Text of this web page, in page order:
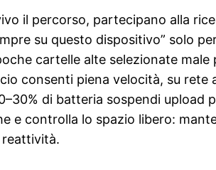
il percorso, partecipano alla
su questo dispositivo” solo
cartelle alte selezionate male
consenti piena velocità, su rete
di batteria sospendi upload
controlla lo spazio libero: